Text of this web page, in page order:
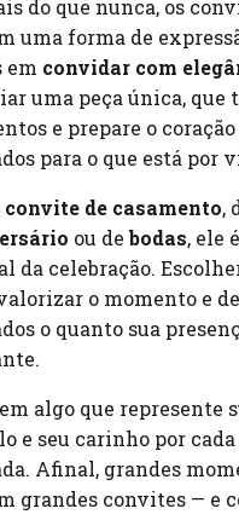
do que nunca, os
uma forma de
em convidar com
uma peça única, que
e prepare o coração
para o que está por
convite de casamento,
ou debodas, ele
da celebração.
o momento e
o quanto sua
algo que represente
e seu carinho por cada
Afinal, grandes
grandes convites — e